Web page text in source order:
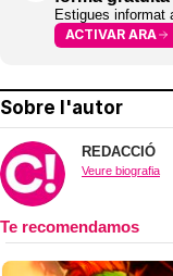
Estigues informat
ACTIVAR ARA
Sobre l'autor
REDACCIÓ
Veure biografia